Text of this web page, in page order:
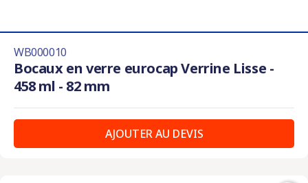
WB000010
Bocaux en verre eurocap Verrine Lisse -
458 ml - 82 mm
AJOUTER AU DEVIS